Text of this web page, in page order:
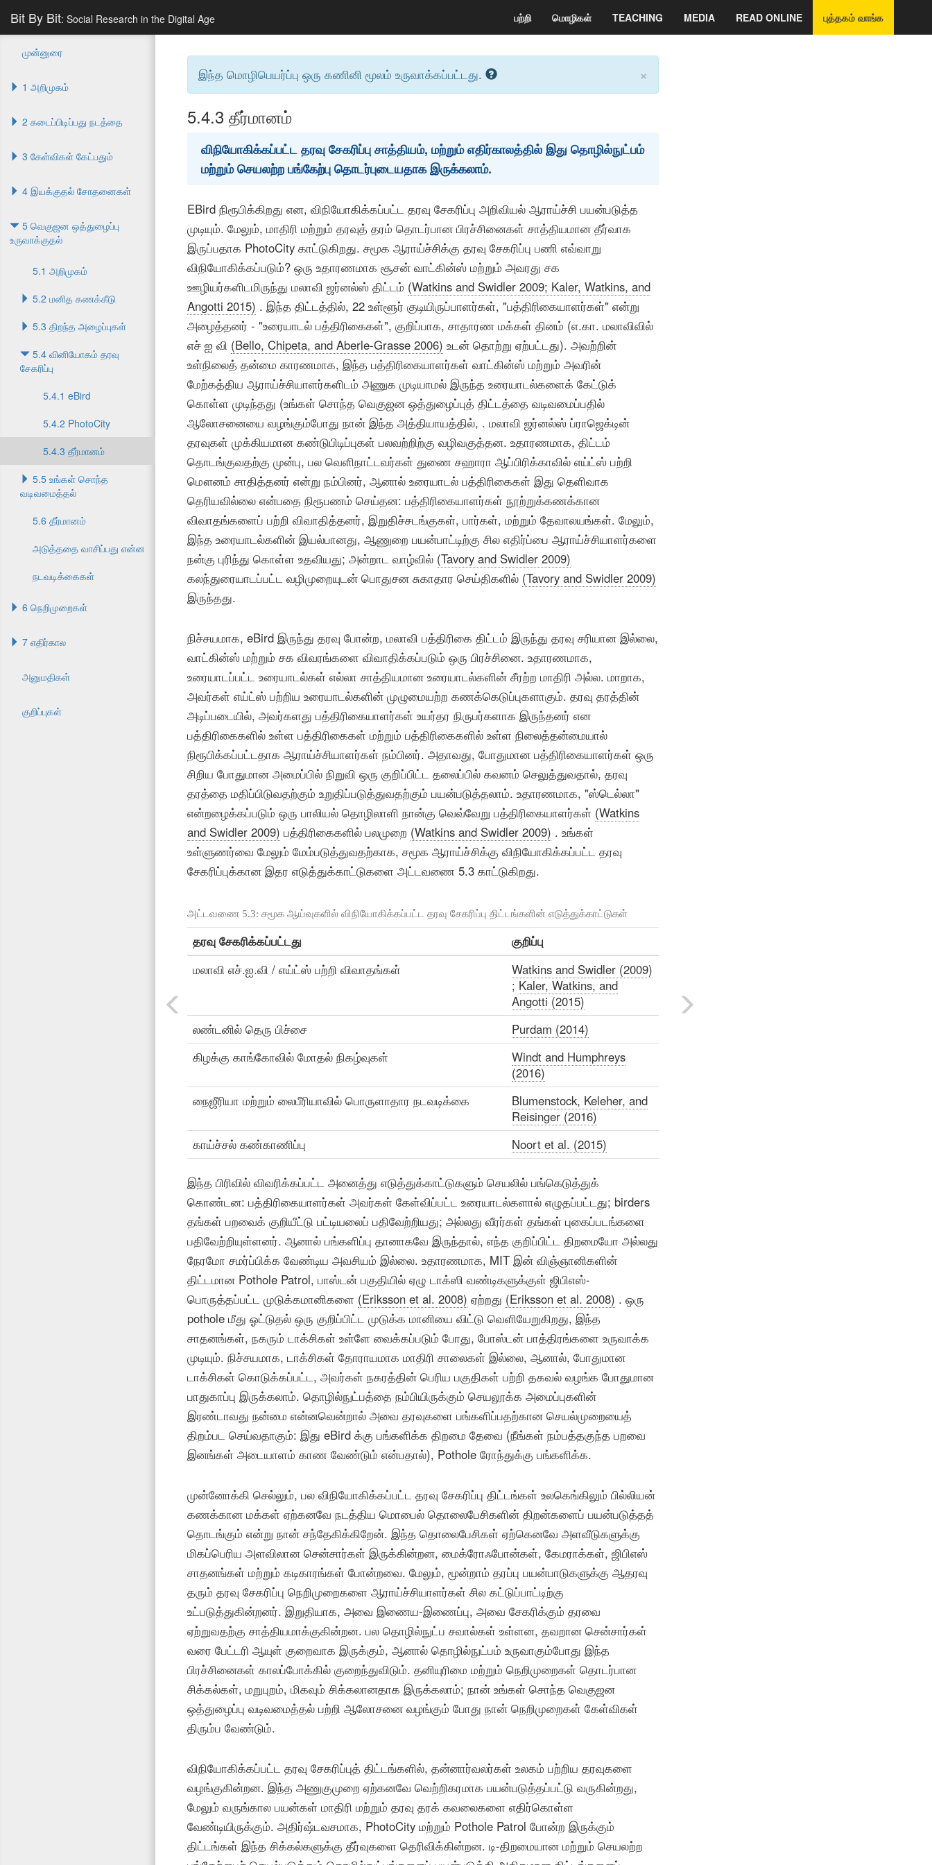
Bit By Bit: Social Research in the Digital Age பற்றி மொழிகள் TEACHING MEDIA READ ONLINE புத்தகம் வாங்க
முன்னுரை
1 அறிமுகம்
2 கடைப்பிடிப்பது நடத்தை
3 கேள்விகள் கேட்பதும்
4 இயக்குதல் சோதனைகள்
5 வெகுஜன ஒத்துழைப்பு
உருவாக்குதல்
5.1 அறிமுகம்
5.2 மனித கணக்கீடு
5.3 திறந்த அழைப்புகள்
5.4 வினியோகம் தரவு
சேகரிப்பு
5.4.1 eBird
5.4.2 PhotoCity
5.4.3 தீர்மானம்
5.5 உங்கள் சொந்த
வடிவமைத்தல்
5.6 தீர்மானம்
அடுத்ததை வாசிப்பது என்ன
நடவடிக்கைகள்
6 நெறிமுறைகள்
7 எதிர்கால
அனுமதிகள்
குறிப்புகள்
இந்த மொழிபெயர்ப்பு ஒரு கணினி மூலம் உருவாக்கப்பட்டது. ×
5.4.3 தீர்மானம்
விநியோகிக்கப்பட்ட தரவு சேகரிப்பு சாத்தியம், மற்றும் எதிர்காலத்தில் இது தொழில்நுட்பம்
மற்றும் செயலற்ற பங்கேற்பு தொடர்புடையதாக இருக்கலாம்.
EBird நிரூபிக்கிறது என, விநியோகிக்கப்பட்ட தரவு சேகரிப்பு அறிவியல் ஆராய்ச்சி பயன்படுத்த
முடியும். மேலும், மாதிரி மற்றும் தரவுத் தரம் தொடர்பான பிரச்சினைகள் சாத்தியமான தீர்வாக
இருப்பதாக PhotoCity காட்டுகிறது. சமூக ஆராய்ச்சிக்கு தரவு சேகரிப்பு பணி எவ்வாறு
விநியோகிக்கப்படும்? ஒரு உதாரணமாக சூசன் வாட்கின்ஸ் மற்றும் அவரது சக
ஊழியர்களிடமிருந்து மலாவி ஜர்னல்ஸ் திட்டம் (Watkins and Swidler 2009; Kaler, Watkins, and
Angotti 2015) . இந்த திட்டத்தில், 22 உள்ளூர் குடியிருப்பாளர்கள், "பத்திரிகையாளர்கள்" என்று
அழைத்தனர் - "உரையாடல் பத்திரிகைகள்", குறிப்பாக, சாதாரண மக்கள் தினம் (எ.கா. மலாவிவில்
எச் ஐ வி (Bello, Chipeta, and Aberle-Grasse 2006) உடன் தொற்று ஏற்பட்டது). அவற்றின்
உள்நிலைத் தன்மை காரணமாக, இந்த பத்திரிகையாளர்கள் வாட்கின்ஸ் மற்றும் அவரின்
மேற்கத்திய ஆராய்ச்சியாளர்களிடம் அணுக முடியாமல் இருந்த உரையாடல்களைக் கேட்டுக்
கொள்ள முடிந்தது (உங்கள் சொந்த வெகுஜன ஒத்துழைப்புத் திட்டத்தை வடிவமைப்பதில்
ஆலோசனையை வழங்கும்போது நான் இந்த அத்தியாயத்தில், . மலாவி ஜர்னல்ஸ் ப்ராஜெக்டின்
தரவுகள் முக்கியமான கண்டுபிடிப்புகள் பலவற்றிற்கு வழிவகுத்தன. உதாரணமாக, திட்டம்
தொடங்குவதற்கு முன்பு, பல வெளிநாட்டவர்கள் துணை சஹாரா ஆப்பிரிக்காவில் எய்ட்ஸ் பற்றி
மௌனம் சாதித்தனர் என்று நம்பினர், ஆனால் உரையாடல் பத்திரிகைகள் இது தெளிவாக
தெரியவில்லை என்பதை நிரூபணம் செய்தன: பத்திரிகையாளர்கள் நூற்றுக்கணக்கான
விவாதங்களைப் பற்றி விவாதித்தனர், இறுதிச்சடங்குகள், பார்கள், மற்றும் தேவாலயங்கள். மேலும்,
இந்த உரையாடல்களின் இயல்பானது, ஆணுறை பயன்பாட்டிற்கு சில எதிர்ப்பை ஆராய்ச்சியாளர்களை
நன்கு புரிந்து கொள்ள உதவியது; அன்றாட வாழ்வில் (Tavory and Swidler 2009)
கலந்துரையாடப்பட்ட வழிமுறையுடன் பொதுசன சுகாதார செய்திகளில் (Tavory and Swidler 2009)
இருந்தது.
நிச்சயமாக, eBird இருந்து தரவு போன்ற, மலாவி பத்திரிகை திட்டம் இருந்து தரவு சரியான இல்லை,
வாட்கின்ஸ் மற்றும் சக விவரங்களை விவாதிக்கப்படும் ஒரு பிரச்சினை. உதாரணமாக,
உரையாடப்பட்ட உரையாடல்கள் எல்லா சாத்தியமான உரையாடல்களின் சீரற்ற மாதிரி அல்ல. மாறாக,
அவர்கள் எய்ட்ஸ் பற்றிய உரையாடல்களின் முழுமையற்ற கணக்கெடுப்புகளாகும். தரவு தரத்தின்
அடிப்படையில், அவர்களது பத்திரிகையாளர்கள் உயர்தர நிருபர்களாக இருந்தனர் என
பத்திரிகைகளில் உள்ள பத்திரிகைகள் மற்றும் பத்திரிகைகளில் உள்ள நிலைத்தன்மையால்
நிரூபிக்கப்பட்டதாக ஆராய்ச்சியாளர்கள் நம்பினர். அதாவது, போதுமான பத்திரிகையாளர்கள் ஒரு
சிறிய போதுமான அமைப்பில் நிறுவி ஒரு குறிப்பிட்ட தலைப்பில் கவனம் செலுத்துவதால், தரவு
தரத்தை மதிப்பிடுவதற்கும் உறுதிப்படுத்துவதற்கும் பயன்படுத்தலாம். உதாரணமாக, "ஸ்டெல்லா"
என்றழைக்கப்படும் ஒரு பாலியல் தொழிலாளி நான்கு வெவ்வேறு பத்திரிகையாளர்கள் (Watkins
and Swidler 2009) பத்திரிகைகளில் பலமுறை (Watkins and Swidler 2009) . உங்கள்
உள்ளுணர்வை மேலும் மேம்படுத்துவதற்காக, சமூக ஆராய்ச்சிக்கு விநியோகிக்கப்பட்ட தரவு
சேகரிப்புக்கான இதர எடுத்துக்காட்டுகளை அட்டவணை 5.3 காட்டுகிறது.
அட்டவணை 5.3: சமூக ஆய்வுகளில் விநியோகிக்கப்பட்ட தரவு சேகரிப்பு திட்டங்களின் எடுத்துக்காட்டுகள்
தரவு சேகரிக்கப்பட்டது
குறிப்பு
மலாவி எச்.ஐ.வி / எய்ட்ஸ் பற்றி விவாதங்கள்
Watkins and Swidler (2009)
; Kaler, Watkins, and
Angotti (2015)
லண்டனில் தெரு பிச்சை
Purdam (2014)
கிழக்கு காங்கோவில் மோதல் நிகழ்வுகள்
Windt and Humphreys
(2016)
நைஜீரியா மற்றும் லைபீரியாவில் பொருளாதார நடவடிக்கை
Blumenstock, Keleher, and
Reisinger (2016)
காய்ச்சல் கண்காணிப்பு
Noort et al. (2015)
இந்த பிரிவில் விவரிக்கப்பட்ட அனைத்து எடுத்துக்காட்டுகளும் செயலில் பங்கெடுத்துக்
கொண்டன: பத்திரிகையாளர்கள் அவர்கள் கேள்விப்பட்ட உரையாடல்களால் எழுதப்பட்டது; birders
தங்கள் பறவைக் குறியீட்டு பட்டியலைப் பதிவேற்றியது; அல்லது வீரர்கள் தங்கள் புகைப்படங்களை
பதிவேற்றியுள்ளனர். ஆனால் பங்களிப்பு தானாகவே இருந்தால், எந்த குறிப்பிட்ட திறமையோ அல்லது
நேரமோ சமர்ப்பிக்க வேண்டிய அவசியம் இல்லை. உதாரணமாக, MIT இன் விஞ்ஞானிகளின்
திட்டமான Pothole Patrol, பாஸ்டன் பகுதியில் ஏழு டாக்ஸி வண்டிகளுக்குள் ஜிபிஎஸ்-
பொருத்தப்பட்ட முடுக்கமானிகளை (Eriksson et al. 2008) ஏற்றது (Eriksson et al. 2008) . ஒரு
pothole மீது ஓட்டுதல் ஒரு குறிப்பிட்ட முடுக்க மானியை விட்டு வெளியேறுகிறது, இந்த
சாதனங்கள், நகரும் டாக்சிகள் உள்ளே வைக்கப்படும் போது, ​​போஸ்டன் பாத்திரங்களை உருவாக்க
முடியும். நிச்சயமாக, டாக்சிகள் தோராயமாக மாதிரி சாலைகள் இல்லை, ஆனால், போதுமான
டாக்சிகள் கொடுக்கப்பட்ட, அவர்கள் நகரத்தின் பெரிய பகுதிகள் பற்றி தகவல் வழங்க போதுமான
பாதுகாப்பு இருக்கலாம். தொழில்நுட்பத்தை நம்பியிருக்கும் செயலூக்க அமைப்புகளின்
இரண்டாவது நன்மை என்னவென்றால் அவை தரவுகளை பங்களிப்பதற்கான செயல்முறையைத்
திறம்பட செய்வதாகும்: இது eBird க்கு பங்களிக்க திறமை தேவை (நீங்கள் நம்பத்தகுந்த பறவை
இனங்கள் அடையாளம் காண வேண்டும் என்பதால்), Pothole ரோந்துக்கு பங்களிக்க.
முன்னோக்கி செல்லும், பல விநியோகிக்கப்பட்ட தரவு சேகரிப்பு திட்டங்கள் உலகெங்கிலும் பில்லியன்
கணக்கான மக்கள் ஏற்கனவே நடத்திய மொபைல் தொலைபேசிகளின் திறன்களைப் பயன்படுத்தத்
தொடங்கும் என்று நான் சந்தேகிக்கிறேன். இந்த தொலைபேசிகள் ஏற்கெனவே அளவீடுகளுக்கு
மிகப்பெரிய அளவிலான சென்சார்கள் இருக்கின்றன, மைக்ரோஃபோன்கள், கேமராக்கள், ஜிபிஎஸ்
சாதனங்கள் மற்றும் கடிகாரங்கள் போன்றவை. மேலும், மூன்றாம் தரப்பு பயன்பாடுகளுக்கு ஆதரவு
தரும் தரவு சேகரிப்பு நெறிமுறைகளை ஆராய்ச்சியாளர்கள் சில கட்டுப்பாட்டிற்கு
உட்படுத்துகின்றனர். இறுதியாக, அவை இணைய-இணைப்பு, அவை சேகரிக்கும் தரவை
ஏற்றுவதற்கு சாத்தியமாக்குகின்றன. பல தொழில்நுட்ப சவால்கள் உள்ளன, தவறான சென்சார்கள்
வரை பேட்டரி ஆயுள் குறைவாக இருக்கும், ஆனால் தொழில்நுட்பம் உருவாகும்போது இந்த
பிரச்சினைகள் காலப்போக்கில் குறைந்துவிடும். தனியுரிமை மற்றும் நெறிமுறைகள் தொடர்பான
சிக்கல்கள், மறுபுறம், மிகவும் சிக்கலானதாக இருக்கலாம்; நான் உங்கள் சொந்த வெகுஜன
ஒத்துழைப்பு வடிவமைத்தல் பற்றி ஆலோசனை வழங்கும் போது நான் நெறிமுறைகள் கேள்விகள்
திரும்ப வேண்டும்.
விநியோகிக்கப்பட்ட தரவு சேகரிப்புத் திட்டங்களில், தன்னார்வலர்கள் உலகம் பற்றிய தரவுகளை
வழங்குகின்றன. இந்த அணுகுமுறை ஏற்கனவே வெற்றிகரமாக பயன்படுத்தப்பட்டு வருகின்றது,
மேலும் வருங்கால பயன்கள் மாதிரி மற்றும் தரவு தரக் கவலைகளை எதிர்கொள்ள
வேண்டியிருக்கும். அதிர்ஷ்டவசமாக, PhotoCity மற்றும் Pothole Patrol போன்ற இருக்கும்
திட்டங்கள் இந்த சிக்கல்களுக்கு தீர்வுகளை தெரிவிக்கின்றன. டி-திறமையான மற்றும் செயலற்ற